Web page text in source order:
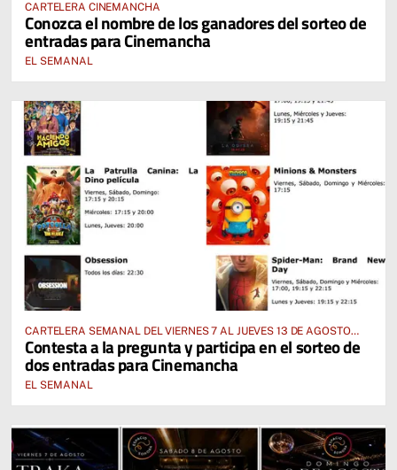
CARTELERA CINEMANCHA
Conozca el nombre de los ganadores del sorteo de
entradas para Cinemancha
EL SEMANAL
CARTELERA SEMANAL DEL VIERNES 7 AL JUEVES 13 DE AGOSTO
2026
Contesta a la pregunta y participa en el sorteo de
dos entradas para Cinemancha
EL SEMANAL